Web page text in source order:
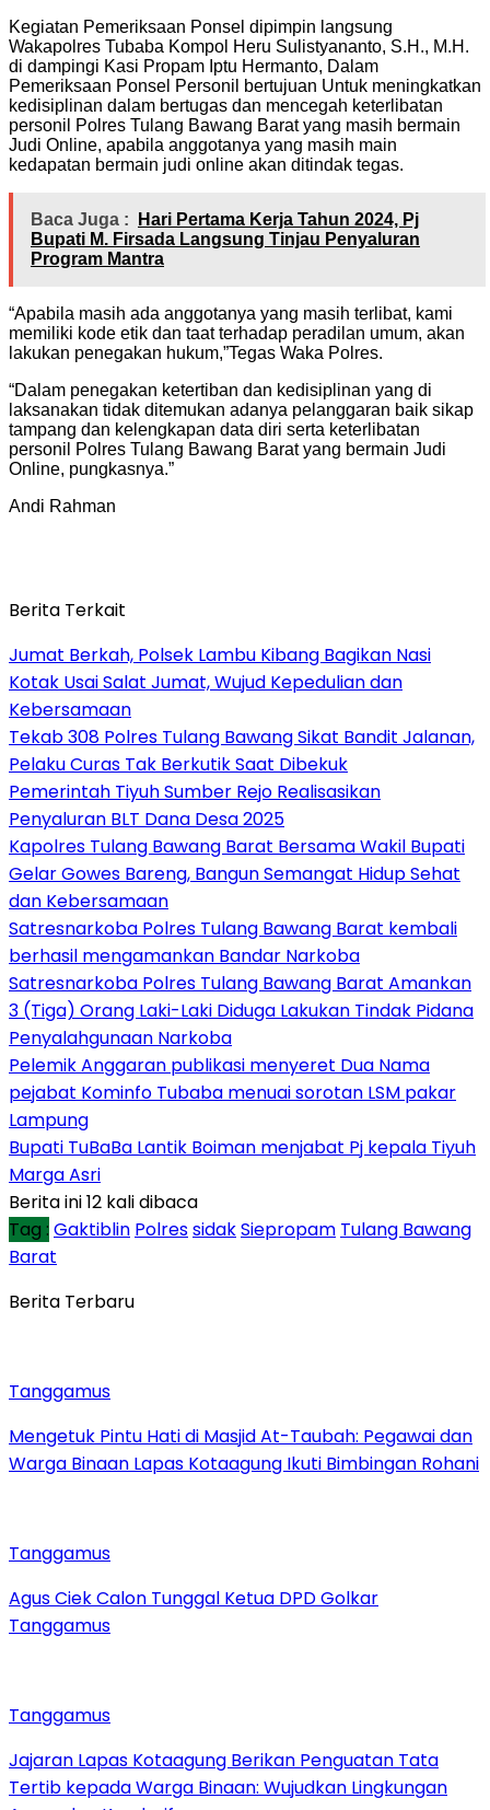
Kegiatan Pemeriksaan Ponsel dipimpin langsung
Wakapolres Tubaba Kompol Heru Sulistyananto, S.H., M.H.
di dampingi Kasi Propam Iptu Hermanto, Dalam
Pemeriksaan Ponsel Personil bertujuan Untuk meningkatkan
kedisiplinan dalam bertugas dan mencegah keterlibatan
personil Polres Tulang Bawang Barat yang masih bermain
Judi Online, apabila anggotanya yang masih main
kedapatan bermain judi online akan ditindak tegas.
Baca Juga :
Hari Pertama Kerja Tahun 2024, Pj
Bupati M. Firsada Langsung Tinjau Penyaluran
Program Mantra
“Apabila masih ada anggotanya yang masih terlibat, kami
memiliki kode etik dan taat terhadap peradilan umum, akan
lakukan penegakan hukum,”Tegas Waka Polres.
“Dalam penegakan ketertiban dan kedisiplinan yang di
laksanakan tidak ditemukan adanya pelanggaran baik sikap
tampang dan kelengkapan data diri serta keterlibatan
personil Polres Tulang Bawang Barat yang bermain Judi
Online, pungkasnya.”
Andi Rahman
Berita Terkait
Jumat Berkah, Polsek Lambu Kibang Bagikan Nasi
Kotak Usai Salat Jumat, Wujud Kepedulian dan
Kebersamaan
Tekab 308 Polres Tulang Bawang Sikat Bandit Jalanan,
Pelaku Curas Tak Berkutik Saat Dibekuk
Pemerintah Tiyuh Sumber Rejo Realisasikan
Penyaluran BLT Dana Desa 2025
Kapolres Tulang Bawang Barat Bersama Wakil Bupati
Gelar Gowes Bareng, Bangun Semangat Hidup Sehat
dan Kebersamaan
Satresnarkoba Polres Tulang Bawang Barat kembali
berhasil mengamankan Bandar Narkoba
Satresnarkoba Polres Tulang Bawang Barat Amankan
3 (Tiga) Orang Laki-Laki Diduga Lakukan Tindak Pidana
Penyalahgunaan Narkoba
Pelemik Anggaran publikasi menyeret Dua Nama
pejabat Kominfo Tubaba menuai sorotan LSM pakar
Lampung
Bupati TuBaBa Lantik Boiman menjabat Pj kepala Tiyuh
Marga Asri
Berita ini 12 kali dibaca
Tag : Gaktiblin PolressidakSiepropam Tulang Bawang
Barat
Berita Terbaru
Tanggamus
Mengetuk Pintu Hati di Masjid At-Taubah: Pegawai dan
Warga Binaan Lapas Kotaagung Ikuti Bimbingan Rohani
Tanggamus
Agus Ciek Calon Tunggal Ketua DPD Golkar
Tanggamus
Tanggamus
Jajaran Lapas Kotaagung Berikan Penguatan Tata
Tertib kepada Warga Binaan: Wujudkan Lingkungan